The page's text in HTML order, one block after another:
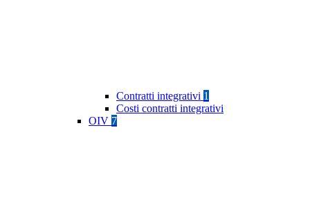
Contratti integrativi 1
Costi contratti integrativi
OIV 7